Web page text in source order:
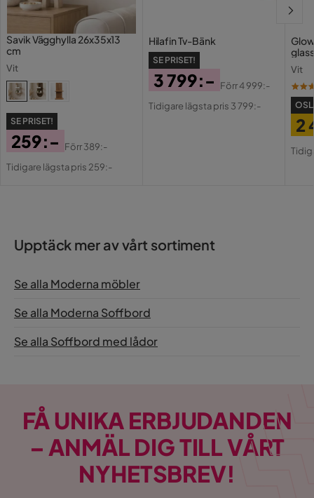
Savik Vägghylla 26x35x13
cm
Vit
SE PRISET!
Pris
259:-
Original
Förr389:-
Tidigare lägsta pris 259:-
Hilafin Tv-Bänk
SE PRISET!
Pris
3 799:-
Original
Förr4 999:-
Tidigare lägsta pris 3 799:-
Vit
2
Upptäck mer av vårt sortiment
Se alla Moderna möbler
Se alla Moderna Soffbord
Se alla Soffbord med lådor
FÅ UNIKA ERBJUDANDEN
– ANMÄL DIG TILL VÅRT
NYHETSBREV!